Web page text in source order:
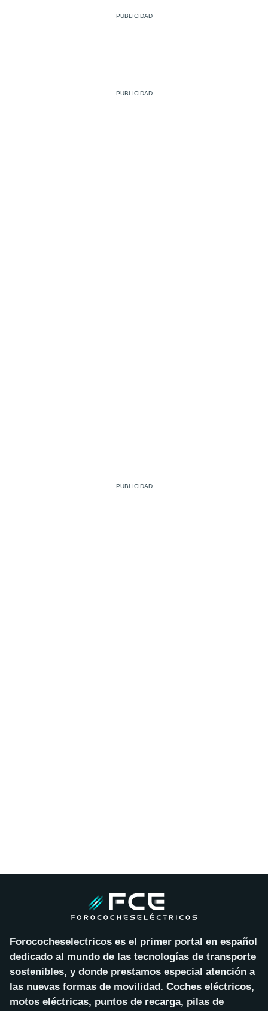
Forococheselectricos es el primer portal en español
dedicado al mundo de las tecnologías de transporte
sostenibles, y donde prestamos especial atención a
las nuevas formas de movilidad. Coches eléctricos,
motos eléctricas, puntos de recarga, pilas de